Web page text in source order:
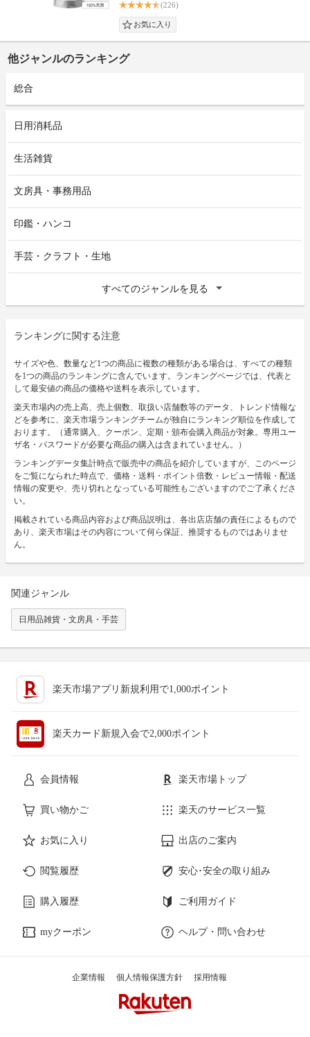
(226)
他ジャンルのランキング
総合
日用消耗品
生活雑貨
文房具・事務用品
印鑑・ハンコ
手芸・クラフト・生地
すべてのジャンルを見る
ランキングに関する注意
サイズや色、数量など1つの商品に複数の種類がある場合は、すべての種類
を1つの商品のランキングに含んでいます。ランキングページでは、代表と
して最安値の商品の価格や送料を表示しています。
楽天市場内の売上高、売上個数、取扱い店舗数等のデータ、トレンド情報な
どを参考に、楽天市場ランキングチームが独自にランキング順位を作成して
おります。（通常購入、クーポン、定期・頒布会購入商品が対象。専用ユー
ザ名・パスワードが必要な商品の購入は含まれていません。）
ランキングデータ集計時点で販売中の商品を紹介していますが、このページ
をご覧になられた時点で、価格・送料・ポイント倍数・レビュー情報・配送
情報の変更や、売り切れとなっている可能性もございますのでご了承くださ
い。
掲載されている商品内容および商品説明は、各出店店舗の責任によるもので
あり、楽天市場はその内容について何ら保証、推奨するものではありませ
ん。
関連ジャンル
日用品雑貨・文房具・手芸
楽天市場アプリ新規利用で1,000ポイント
楽天カード新規入会で2,000ポイント
会員情報 楽天市場トップ
買い物かご 楽天のサービス一覧
お気に入り 出店のご案内
閲覧履歴 安心･安全の取り組み
購入履歴 ご利用ガイド
myクーポン ヘルプ・問い合わせ
企業情報 個人情報保護方針 採用情報